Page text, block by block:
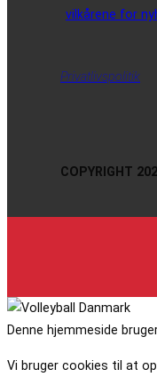
vilkårene for
Privatlivspolitik
COPYRIGHT
Denne hjemmeside
Vi bruger cookies til at